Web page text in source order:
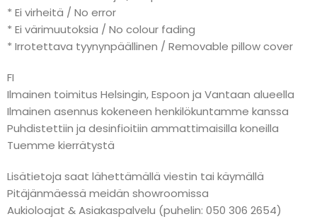
* Ei virheitä / No error
* Ei värimuutoksia / No colour fading
* Irrotettava tyynynpäällinen / Removable pillow cover
FI
Ilmainen toimitus Helsingin, Espoon ja Vantaan alueella
Ilmainen asennus kokeneen henkilökuntamme kanssa
Puhdistettiin ja desinfioitiin ammattimaisilla koneilla
Tuemme kierrätystä
Lisätietoja saat lähettämällä viestin tai käymällä
Pitäjänmäessä meidän showroomissa
Aukioloajat & Asiakaspalvelu (puhelin: 050 306 2654)